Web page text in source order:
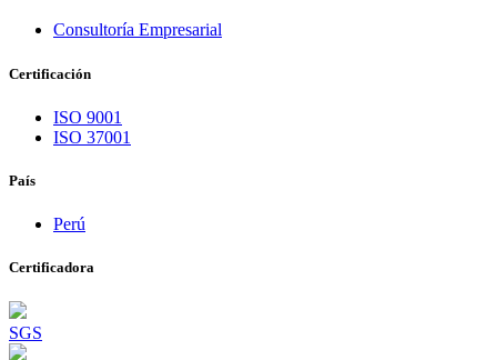
Consultoría Empresarial
Certificación
ISO 9001
ISO 37001
País
Perú
Certificadora
SGS